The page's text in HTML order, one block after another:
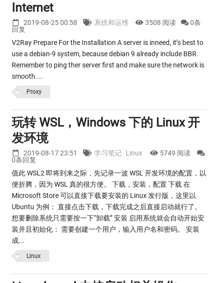
Internet
2019-08-25 00:58 系统和运维 3508 阅读
0条
回复
V2Ray Prepare For the Installation A server is inneed, it’s best to
use a debian-9 system, because debian 9 already include BBR.
Remember to ping ther server first and make sure the network is
smooth....
Proxy
玩转 WSL，Windows 下的 Linux 开
发环境
2019-08-17 23:51 学习笔记 Linux
5749 阅读
0条回复
值此 WSL2 即将到来之际，先记录一波 WSL 开发环境的配置，以
便折腾，因为 WSL 真的很方便。 下载，安装，配置 下载 在
Microsoft Store 可以直接下载要安装的 Linux 发行版，这里以
Ubuntu 为例： 直接点击下载，下载完成之后直接启动就行了。
想要删除系统只需要按一下“卸载” 安装 启用系统就会自动开始安
装并且初始化： 需要创建一个用户，输入用户名和密码。 安装
成...
Linux